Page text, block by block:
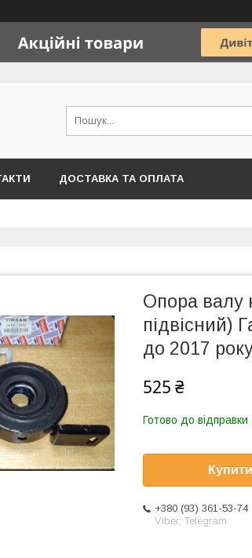
ДОСТАВКА ТА ОПЛАТА
Опора валу
підвісний)
до 2017
525 ₴
Готово до
Купити
+380 (93) 361-53-74
Viber, Telegram